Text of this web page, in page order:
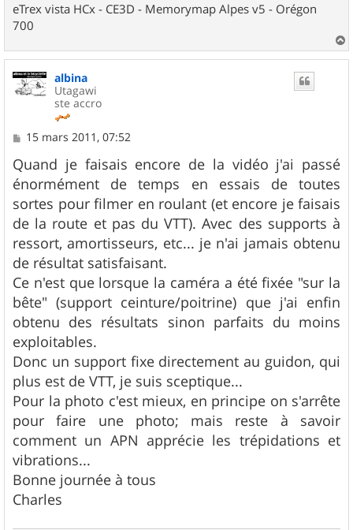
eTrex vista HCx - CE3D - Memorymap Alpes v5 - Orégon
700
a
albina
Utagawi
ste accro
M
s
s
a
g
e
15 mars 2011, 07:52
Quand je faisais encore de la vidéo j'ai passé
énormément de temps en essais de toutes
sortes pour filmer en roulant (et encore je faisais
de la route et pas du VTT). Avec des supports à
ressort, amortisseurs, etc... je n'ai jamais obtenu
de résultat satisfaisant.
Ce n'est que lorsque la caméra a été fixée "sur la
bête" (support ceinture/poitrine) que j'ai enfin
obtenu des résultats sinon parfaits du moins
exploitables.
Donc un support fixe directement au guidon, qui
plus est de VTT, je suis sceptique...
Pour la photo c'est mieux, en principe on s'arrête
pour faire une photo; mais reste à savoir
comment un APN apprécie les trépidations et
vibrations...
Bonne journée à tous
Charles